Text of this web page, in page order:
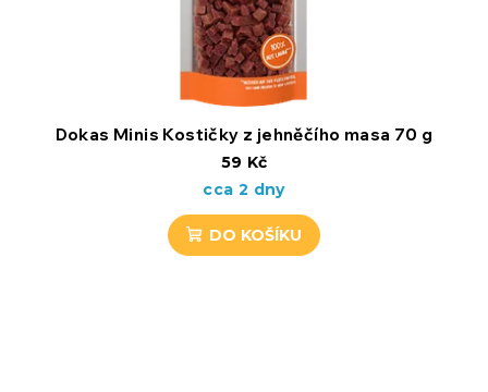
Dokas Minis Kostičky z jehněčího masa 70 g
59 Kč
cca 2 dny
DO KOŠÍKU